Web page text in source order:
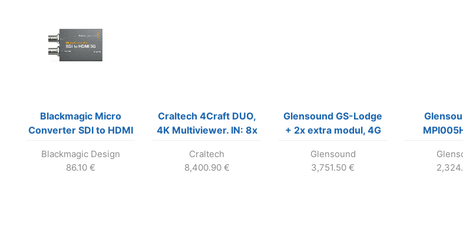
Blackmagic Micro
Converter SDI to HDMI
Blackmagic Design
86.10 €
Craltech 4Craft DUO,
4K Multiviewer. IN: 8x
1x 4K HDMI & 2x
3G/HD-SDI
Craltech
8,400.90 €
Glensound GS-Lodge
+ 2x extra modul, 4G
potreby 3G)
Glensound
3,751.50 €
hybrid s